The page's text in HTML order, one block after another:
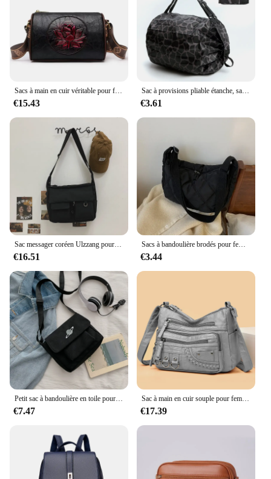
€15.43
Sac à provisions pliable étanche, sacs de rangement de voyage en plein air, sac de plage portable de grande capacité, sac d'épicerie de supermarché, notifications
€3.61
Sac messager coréen Ulzzang pour femme, sacs en nylon, sacs à bandoulière multipoches pour femme, sac de livre scolaire lancé, sac pour fille, nouveau, 2023
€16.51
Sacs à bandoulière brodés pour femmes, sacs à main de grande capacité, sac messager lancé, mode populaire féminine, sac shopper Hobos
€3.44
Petit sac à bandoulière en toile pour femme, sac messager étudiant, collage décontracté, initié, imprimé
€7.47
Sac à main en cuir souple pour femme, célèbre designer, sac à bandoulière initié, sacs à main pour femme, haute qualité, nouveau, 2024
€17.39